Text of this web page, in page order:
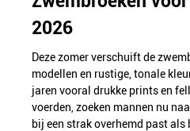
2026
Deze zomer verschuift de
modellen en rustige, tonale
jaren vooral drukke prints en
voerden, zoeken mannen nu
bij een strak overhemd past als